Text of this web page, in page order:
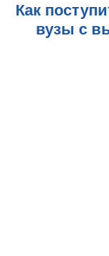
Как
вузы с